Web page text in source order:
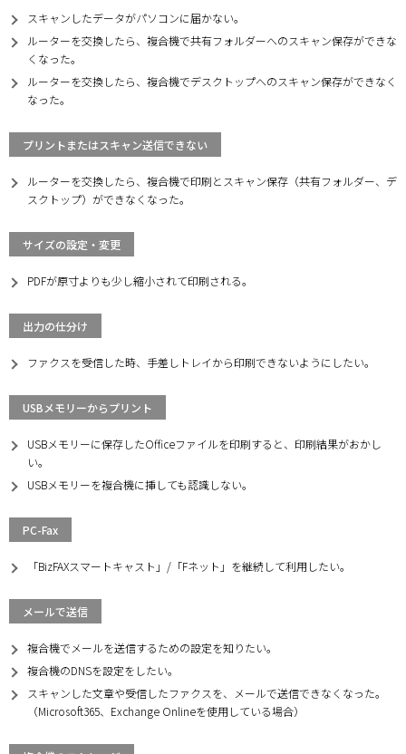
スキャンしたデータがパソコンに届かない。
ルーターを交換したら、複合機で共有フォルダーへのスキャン保存ができな
くなった。
ルーターを交換したら、複合機でデスクトップへのスキャン保存ができなく
なった。
プリントまたはスキャン送信できない
ルーターを交換したら、複合機で印刷とスキャン保存（共有フォルダー、デ
スクトップ）ができなくなった。
サイズの設定・変更
PDFが原寸よりも少し縮小されて印刷される。
出力の仕分け
ファクスを受信した時、手差しトレイから印刷できないようにしたい。
USBメモリーからプリント
USBメモリーに保存したOfficeファイルを印刷すると、印刷結果がおかし
い。
USBメモリーを複合機に挿しても認識しない。
PC-Fax
「BizFAXスマートキャスト」/「Fネット」を継続して利用したい。
メールで送信
複合機でメールを送信するための設定を知りたい。
複合機のDNSを設定をしたい。
スキャンした文章や受信したファクスを、メールで送信できなくなった。
（Microsoft365、Exchange Onlineを使用している場合）